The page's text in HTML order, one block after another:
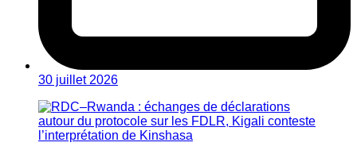
30 juillet 2026